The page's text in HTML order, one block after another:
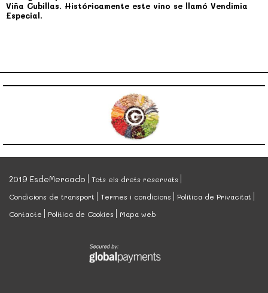
Viña Cubillas. Históricamente este vino se llamó Vendimia
Especial.
2019 EsdeMercado
Tots els drets reservats
Condicions de transport
Termes i condicions
Política de Privacitat
Contacte
Política de Cookies Mapa web